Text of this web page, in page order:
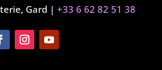
Gard | +33 6 62 82 51 38‬